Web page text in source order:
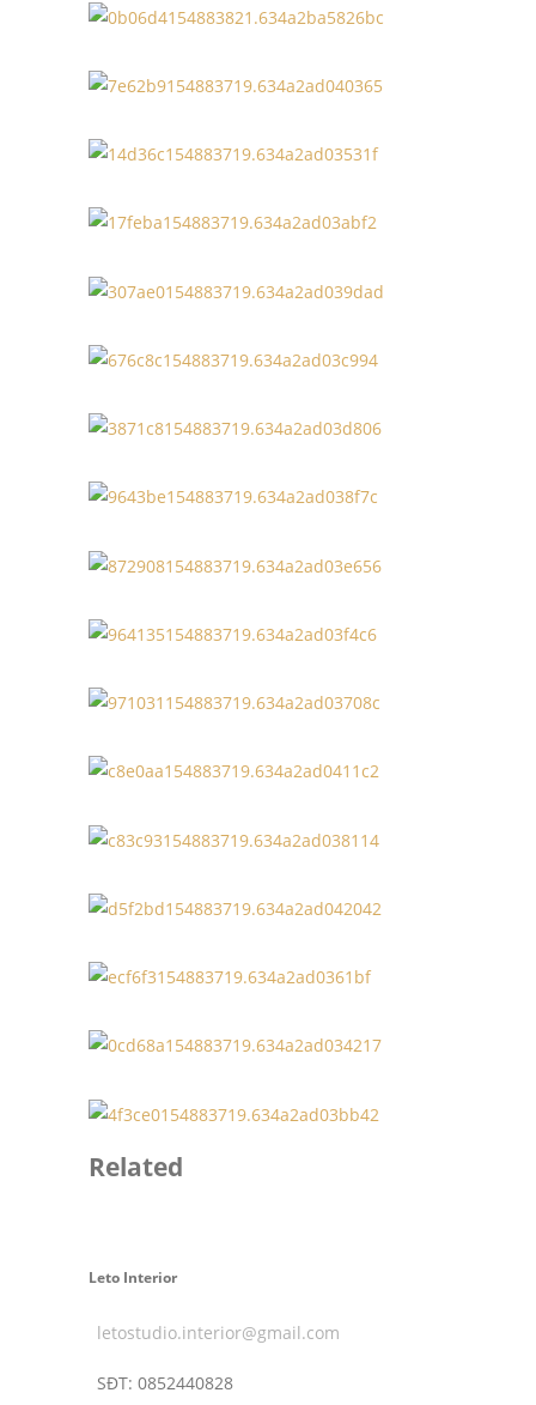
Related
Leto Interior
letostudio.interior@gmail.com
SĐT: 0852440828